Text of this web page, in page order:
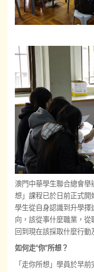
澳門中華學生聯合總會
想」課程已於日前正式開
學生從自身認識到升學擇
向，該從事什麼職業，
回到現在該採取什麼行動
如何走“你”所想？
「走你所想」學員於早